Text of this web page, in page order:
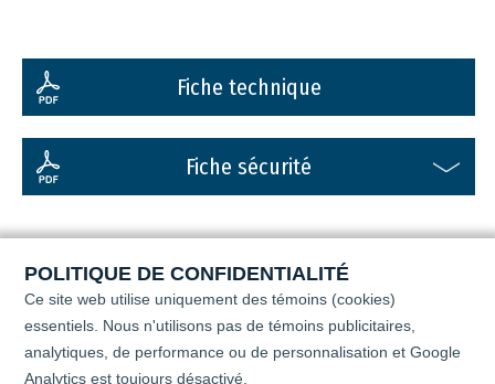
Fiche technique
Fiche sécurité
POLITIQUE DE CONFIDENTIALITÉ
Ce site web utilise uniquement des témoins (cookies)
essentiels. Nous n'utilisons pas de témoins publicitaires,
analytiques, de performance ou de personnalisation et Google
Analytics est toujours désactivé.